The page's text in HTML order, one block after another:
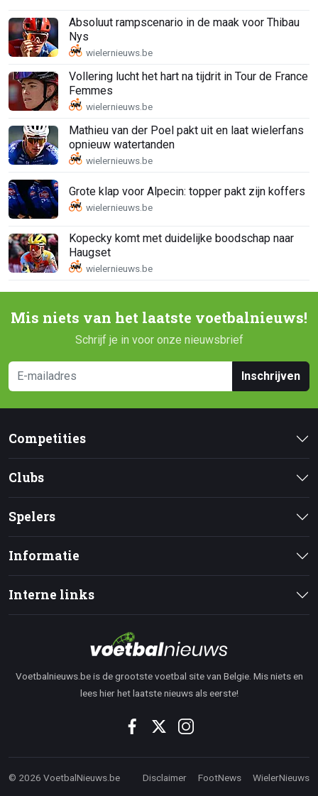
Absoluut rampscenario in de maak voor Thibau
Nys
Vollering lucht het hart na tijdrit in Tour de France
Femmes
Mathieu van der Poel pakt uit en laat wielerfans
opnieuw watertanden
Grote klap voor Alpecin: topper pakt zijn koffers
Kopecky komt met duidelijke boodschap naar
Haugset
Mis niets van het laatste voetbalnieuws!
Schrijf je in voor onze nieuwsbrief
Inschrijven
Competities
Clubs
Spelers
Informatie
Interne links
Voetbalnieuws.be is de grootste voetbal site van Belgie. Mis niets en
lees hier het laatste nieuws als eerste!
© 2026 VoetbalNieuws.be Disclaimer FootNews WielerNieuws